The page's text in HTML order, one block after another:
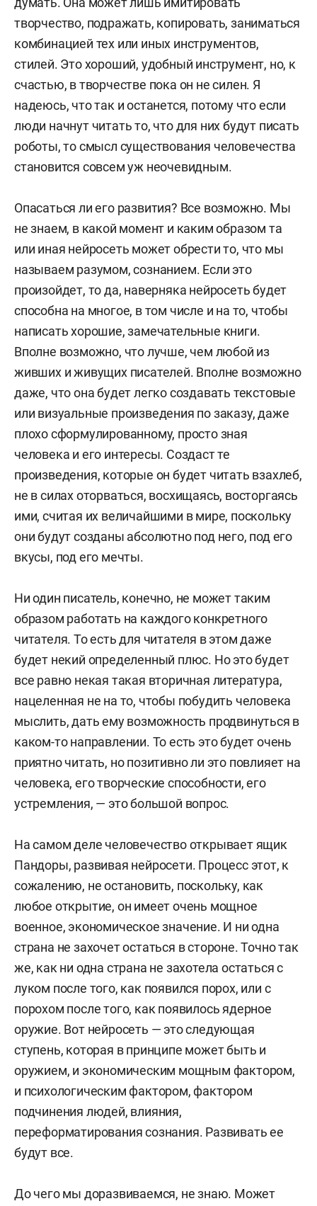
творчество, подражать, копировать, заниматься
комбинацией тех или иных инструментов,
стилей. Это хороший, удобный инструмент, но, к
счастью, в творчестве пока он не силен. Я
надеюсь, что так и останется, потому что если
люди начнут читать то, что для них будут писать
роботы, то смысл существования человечества
становится совсем уж неочевидным.
Опасаться ли его развития? Все возможно. Мы
не знаем, в какой момент и каким образом та
или иная нейросеть может обрести то, что мы
называем разумом, сознанием. Если это
произойдет, то да, наверняка нейросеть будет
способна на многое, в том числе и на то, чтобы
написать хорошие, замечательные книги.
Вполне возможно, что лучше, чем любой из
живших и живущих писателей. Вполне возможно
даже, что она будет легко создавать текстовые
или визуальные произведения по заказу, даже
плохо сформулированному, просто зная
человека и его интересы. Создаст те
произведения, которые он будет читать взахлеб,
не в силах оторваться, восхищаясь, восторгаясь
ими, считая их величайшими в мире, поскольку
они будут созданы абсолютно под него, под его
вкусы, под его мечты.
Ни один писатель, конечно, не может таким
образом работать на каждого конкретного
читателя. То есть для читателя в этом даже
будет некий определенный плюс. Но это будет
все равно некая такая вторичная литература,
нацеленная не на то, чтобы побудить человека
мыслить, дать ему возможность продвинуться в
каком-то направлении. То есть это будет очень
приятно читать, но позитивно ли это повлияет на
человека, его творческие способности, его
устремления, — это большой вопрос.
На самом деле человечество открывает ящик
Пандоры, развивая нейросети. Процесс этот, к
сожалению, не остановить, поскольку, как
любое открытие, он имеет очень мощное
военное, экономическое значение. И ни одна
страна не захочет остаться в стороне. Точно так
же, как ни одна страна не захотела остаться с
луком после того, как появился порох, или с
порохом после того, как появилось ядерное
оружие. Вот нейросеть — это следующая
ступень, которая в принципе может быть и
оружием, и экономическим мощным фактором,
и психологическим фактором, фактором
подчинения людей, влияния,
переформатирования сознания. Развивать ее
будут все.
До чего мы доразвиваемся, не знаю. Может